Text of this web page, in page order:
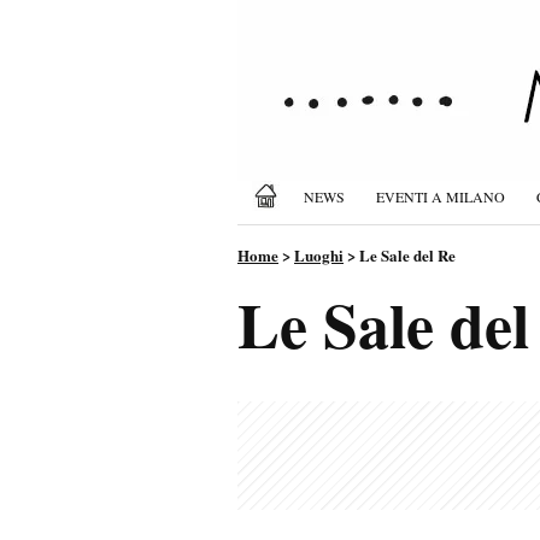
NEWS EVENTI A MILANO
Home>Luoghi>Le Sale del Re
Le Sale